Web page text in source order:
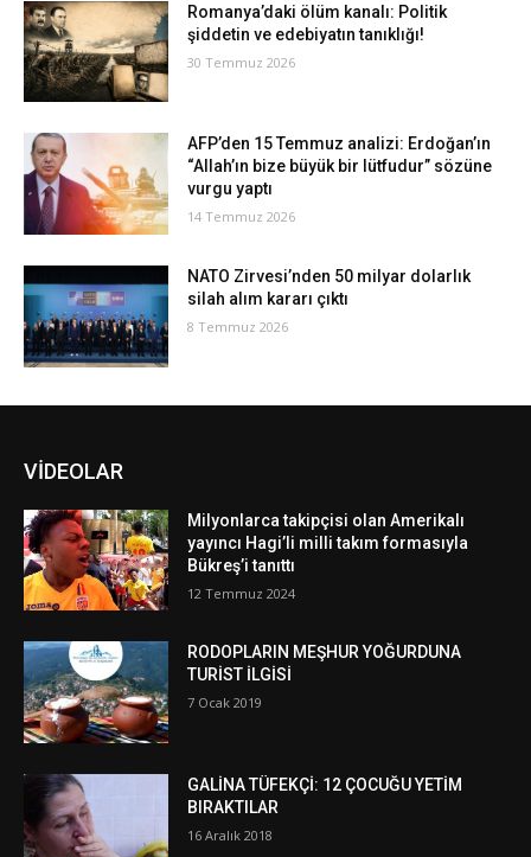
Romanya’daki ölüm kanalı: Politik
şiddetin ve edebiyatın tanıklığı!
30 Temmuz 2026
AFP’den 15 Temmuz analizi: Erdoğan’ın
“Allah’ın bize büyük bir lütfudur” sözüne
vurgu yaptı
14 Temmuz 2026
NATO Zirvesi’nden 50 milyar dolarlık
silah alım kararı çıktı
8 Temmuz 2026
VİDEOLAR
Milyonlarca takipçisi olan Amerikalı
yayıncı Hagi’li milli takım formasıyla
Bükreş’i tanıttı
12 Temmuz 2024
RODOPLARIN MEŞHUR YOĞURDUNA
TURİST İLGİSİ
7 Ocak 2019
GALİNA TÜFEKÇİ: 12 ÇOCUĞU YETİM
BIRAKTILAR
16 Aralık 2018